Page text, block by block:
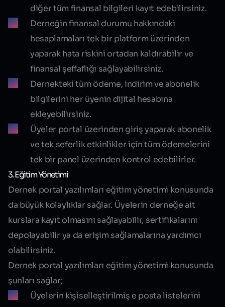
diğer tüm finansal bilgileri kayıt edebilirsiniz.
Derneğin finansal durumu hakkındaki
hesaplamaları tek bir platform üzerinden
yaparak hata riskini ortadan kaldırabilir ve
finansal şeffaflığı sağlayabilirsiniz.
Dernekteki tüm ödeme, indirim ve abonelik
bilgilerini her üyenin dijital hesabına
ekleyebilirsiniz.
Üyeler portal üzerinden giriş yaparak abonelik
ve tek seferlik etkinlikler için tüm ödemelerini
tek bir panel üzerinden kontrol edebilirler.
3. Eğitim Yönetimi
Dernek portal yazılımları eğitim yönetimi konusunda
da büyük kolaylıklar sağlar. Üyelerin derneğe ait
kurslara kayıt olmasını sağlayabilir, sertifikalarını
depolayabilir ya da erişim sağlamalarına yardımcı
olabilirsiniz.
Dernek portal yazılımları eğitim yönetimi konusunda
şunları sağlar;
Üyelerin kişiselleştirilmiş e posta listelerini